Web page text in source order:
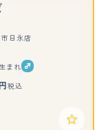
日永店
生まれ
円 税込